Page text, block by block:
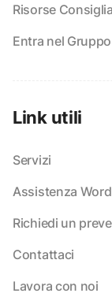
Risorse
Entra nel
Link utili
Servizi
Assistenza
Richiedi un
Contattaci
Lavora con noi